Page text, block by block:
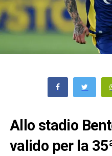
Allo stadio
valido per la